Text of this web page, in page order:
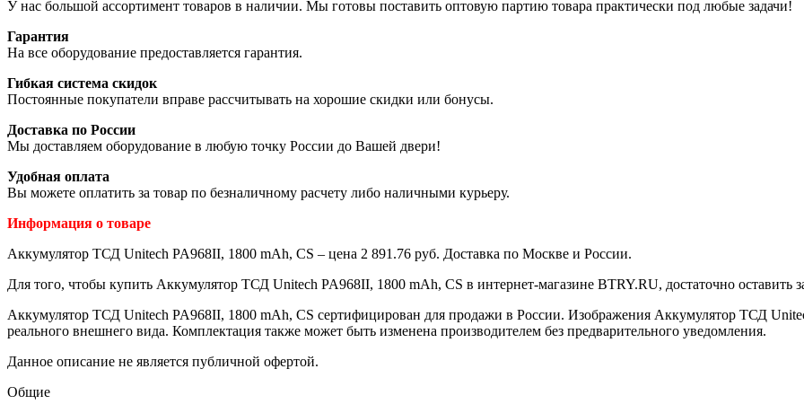
У нас большой ассортимент товаров в наличии. Мы готовы поставить оптовую партию товара практически под любые задачи!
Гарантия
На все оборудование предоставляется гарантия.
Гибкая система скидок
Постоянные покупатели вправе рассчитывать на хорошие скидки или бонусы.
Доставка по России
Мы доставляем оборудование в любую точку России до Вашей двери!
Удобная оплата
Вы можете оплатить за товар по безналичному расчету либо наличными курьеру.
Информация о товаре
Аккумулятор ТСД Unitech PA968II, 1800 mAh, CS – цена 2 891.76 руб. Доставка по Москве и России.
Для того, чтобы купить Аккумулятор ТСД Unitech PA968II, 1800 mAh, CS в интернет-магазине BTRY.RU, достаточно оставить
Аккумулятор ТСД Unitech PA968II, 1800 mAh, CS сертифицирован для продажи в России. Изображения Аккумулятор ТСД
реального внешнего вида. Комплектация также может быть изменена производителем без предварительного уведомления.
Данное описание не является публичной офертой.
Общие